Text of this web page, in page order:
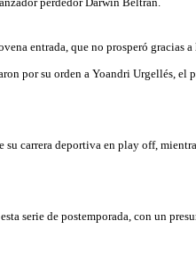
entrada, que no prosperó gracias
por su orden a Yoandri Urgellés, el
carrera deportiva en play off,
serie de postemporada, con un